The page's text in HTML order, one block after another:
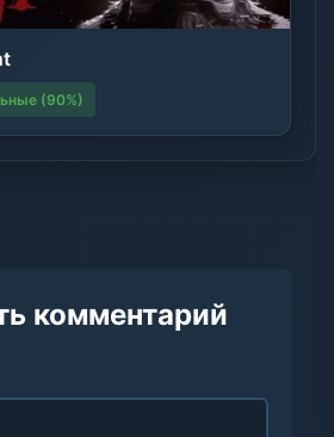
(90%)
комментарий